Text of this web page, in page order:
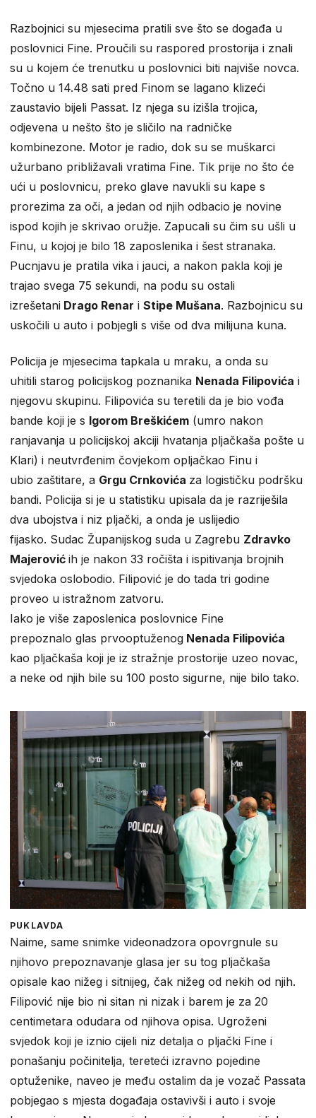
Razbojnici su mjesecima pratili sve što se događa u
poslovnici Fine. Proučili su raspored prostorija i znali
su u kojem će trenutku u poslovnici biti najviše novca.
Točno u 14.48 sati pred Finom se lagano klizeći
zaustavio bijeli Passat. Iz njega su izišla trojica,
odjevena u nešto što je sličilo na radničke
kombinezone. Motor je radio, dok su se muškarci
užurbano približavali vratima Fine. Tik prije no što će
ući u poslovnicu, preko glave navukli su kape s
prorezima za oči, a jedan od njih odbacio je novine
ispod kojih je skrivao oružje. Zapucali su čim su ušli u
Finu, u kojoj je bilo 18 zaposlenika i šest stranaka.
Pucnjavu je pratila vika i jauci, a nakon pakla koji je
trajao svega 75 sekundi, na podu su ostali
izrešetani Drago Renar i Stipe Mušana. Razbojnicu su
uskočili u auto i pobjegli s više od dva milijuna kuna.
Policija je mjesecima tapkala u mraku, a onda su
uhitili starog policijskog poznanika Nenada Filipovića i
njegovu skupinu. Filipovića su teretili da je bio vođa
bande koji je s Igorom Breškićem (umro nakon
ranjavanja u policijskoj akciji hvatanja pljačkaša pošte u
Klari) i neutvrđenim čovjekom opljačkao Finu i
ubio zaštitare, a Grgu Crnkovića za logističku podršku
bandi. Policija si je u statistiku upisala da je razriješila
dva ubojstva i niz pljački, a onda je uslijedio
fijasko. Sudac Županijskog suda u Zagrebu Zdravko
Majerović ih je nakon 33 ročišta i ispitivanja brojnih
svjedoka oslobodio. Filipović je do tada tri godine
proveo u istražnom zatvoru.
Iako je više zaposlenica poslovnice Fine
prepoznalo glas prvooptuženog Nenada Filipovića
kao pljačkaša koji je iz stražnje prostorije uzeo novac,
a neke od njih bile su 100 posto sigurne, nije bilo tako.
PUKLAVDA
Naime, same snimke videonadzora opovrgnule su
njihovo prepoznavanje glasa jer su tog pljačkaša
opisale kao nižeg i sitnijeg, čak nižeg od nekih od njih.
Filipović nije bio ni sitan ni nizak i barem je za 20
centimetara odudara od njihova opisa. Ugroženi
svjedok koji je iznio cijeli niz detalja o pljački Fine i
ponašanju počinitelja, tereteći izravno pojedine
optuženike, naveo je među ostalim da je vozač Passata
pobjegao s mjesta događaja ostavivši i auto i svoje